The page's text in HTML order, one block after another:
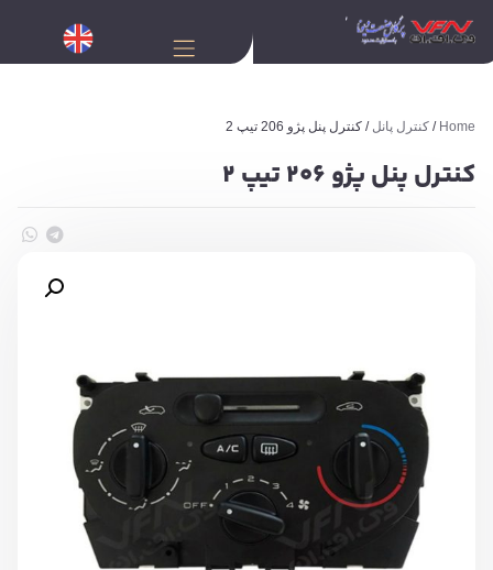
Home
/ کنترل پانل / کنترل پنل پژو 206 تیپ 2
کنترل پنل پژو 206 تیپ 2